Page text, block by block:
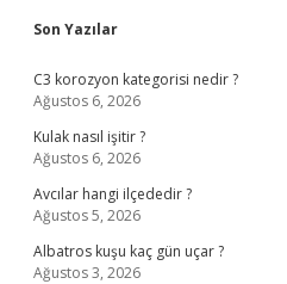
Sidebar
Son Yazılar
C3 korozyon kategorisi nedir ?
Ağustos 6, 2026
Kulak nasıl işitir ?
Ağustos 6, 2026
Avcılar hangi ilçededir ?
Ağustos 5, 2026
Albatros kuşu kaç gün uçar ?
Ağustos 3, 2026